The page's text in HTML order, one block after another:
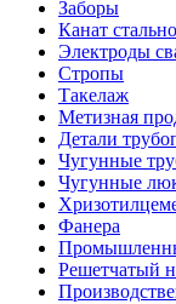
Заборы
Канат
Электроды
Стропы
Такелаж
Метизная
Детали
Чугунные
Чугунные
Фанера
Решетчатый